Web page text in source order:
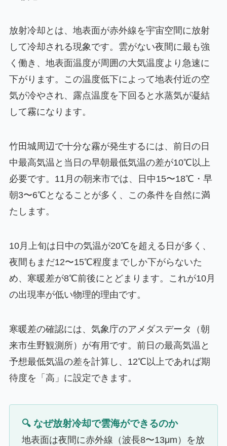
放射冷却とは、地表面が赤外線を宇宙空間に放射
して冷却される現象です。雲がない夜間に最も強
く働き、地表面温度が周囲の大気温度より急速に
下がります。この温度低下によって地表付近の空
気が冷やされ、露点温度を下回ると水蒸気が凝結
して霧になります。
竹田城周辺で十分な霧が発生するには、前日の日
中最高気温と当日の早朝最低気温の差が10℃以上
必要です。11月の朝来市では、日中15〜18℃・早
朝3〜6℃となることが多く、この条件を自然に満
たします。
10月上旬は日中の気温が20℃を超える日が多く、
夜間もまだ12〜15℃程度までしか下がらないた
め、寒暖差が8℃前後にとどまります。これが10月
の出現率が低い物理的理由です。
寒暖差の確認には、気象庁のアメダスデータ（朝
来市生野観測所）が有用です。前日の最高気温と
予想最低気温の差を計算し、12℃以上であれば期
待度を「高」に設定できます。
🔍 なぜ放射冷却で雲海ができるのか
地表面は夜間に赤外線（波長8〜13μm）を放